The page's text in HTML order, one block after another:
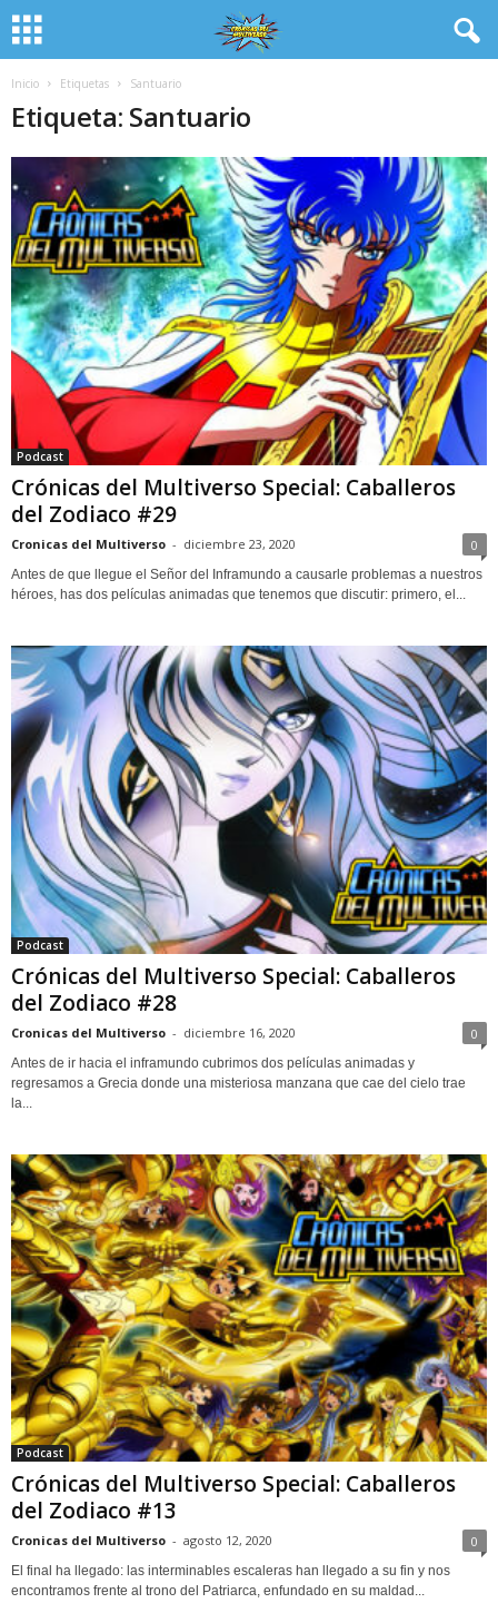
Inicio Etiquetas Santuario
Etiqueta: Santuario
Podcast
Crónicas del Multiverso Special: Caballeros
del Zodiaco #29
Cronicas del Multiverso - diciembre 23, 2020 0
Antes de que llegue el Señor del Inframundo a causarle problemas a nuestros
héroes, has dos películas animadas que tenemos que discutir: primero, el...
Podcast
Crónicas del Multiverso Special: Caballeros
del Zodiaco #28
Cronicas del Multiverso - diciembre 16, 2020 0
Antes de ir hacia el inframundo cubrimos dos películas animadas y
regresamos a Grecia donde una misteriosa manzana que cae del cielo trae
la...
Podcast
Crónicas del Multiverso Special: Caballeros
del Zodiaco #13
Cronicas del Multiverso - agosto 12, 2020 0
El final ha llegado: las interminables escaleras han llegado a su fin y nos
encontramos frente al trono del Patriarca, enfundado en su maldad...